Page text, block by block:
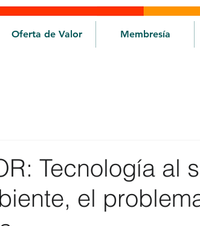
Oferta de Valor Membresía
Tecnología al
el